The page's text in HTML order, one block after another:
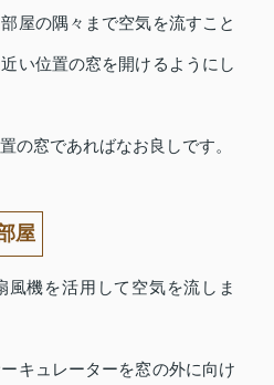
屋の隅々まで空気を流すこと
い位置の窓を開けるようにし
の窓であればなお良しです。
屋
風機を活用して空気を流しま
キュレーターを窓の外に向け